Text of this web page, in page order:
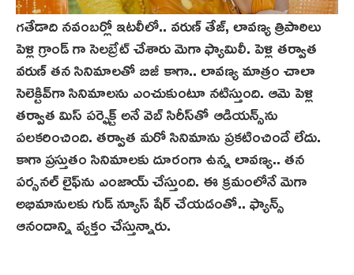
గతేడాది నవంబర్లో ఇటలీలో.. వరుణ్ తేజ్, లావణ్య త్రిపాఠిలు
పెళ్లి గ్రాండ్ గా సెలబ్రేట్ చేశారు మెగా ఫ్యామిలీ. పెళ్లి తర్వాత
వరుణ్‌ తన సినిమాలతో బిజీ కాగా.. లావణ్య మాత్రం చాలా
సెలెక్టివ్‌గా సినిమాలను ఎంచుకుంటూ నటిస్తుంది. ఆమె పెళ్లి
తర్వాత మిస్ పర్ఫెక్ట్ అనే వెబ్ సిరీస్‌తో ఆడియన్స్‌ను
పలకరించింది. తర్వాత మరో సినిమాను ప్రకటించిందే లేదు.
కాగా ప్రస్తుతం సినిమాలకు దూరంగా ఉన్న లావణ్య.. తన
పర్సనల్ లైఫ్‌ను ఎంజాయ్ చేస్తుంది. ఈ క్రమంలోనే మెగా
అభిమానులకు గుడ్ న్యూస్ షేర్ చేయడంతో.. ఫ్యాన్స్
ఆనందాన్ని వ్యక్తం చేస్తున్నారు.